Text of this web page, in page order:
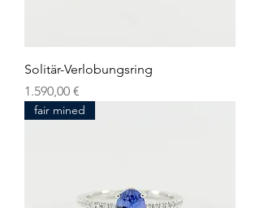
Solitär-Verlobungsring
Preis
1.590,00 €
fair mined